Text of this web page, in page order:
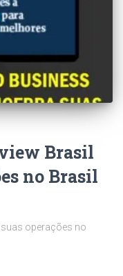
Brasil
no Brasil
suas operações no